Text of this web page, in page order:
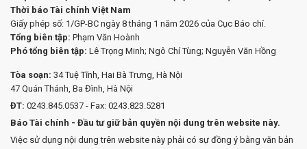
Thời báo Tài chính Việt Nam
Giấy phép số: 1/GP-BC ngày 8 tháng 1 năm 2026 của Cục Báo chí.
Tổng biên tập: Phạm Văn Hoành
Phó tổng biên tập: Lê Trọng Minh; Ngô Chí Tùng; Nguyễn Văn Hồng
Tòa soạn: 34 Tuệ Tĩnh, Hai Bà Trưng, Hà Nội
47 Quán Thánh, Ba Đình, Hà Nội
ĐT: 0243.845.0537 - Fax: 0243.823.5281
Báo Tài chính - Đầu tư giữ bản quyền nội dung trên website này.
Việc sử dụng nội dung trên website này phải có sự đồng ý bằng văn bản